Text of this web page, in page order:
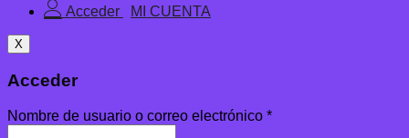
Acceder
X
Acceder
Nombre de usuario o correo electrónico *